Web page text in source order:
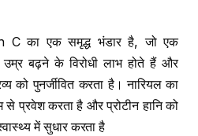
C का एक समृद्ध भंडार है, जो एक
बढ़ने के विरोधी लाभ होते हैं और
को पुनर्जीवित करता है। नारियल का
प्रवेश करता है और प्रोटीन हानि को
में सुधार करता है